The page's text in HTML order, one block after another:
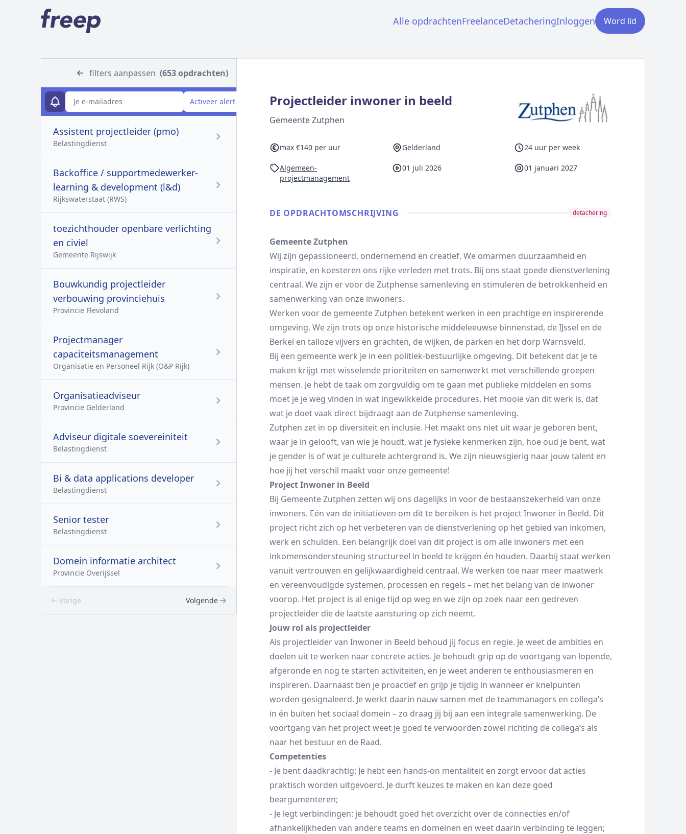
Alle opdrachtenFreelanceDetacheringInloggen Word lid
filters aanpassen (653 opdrachten)
E-mailadres
Activeer alert
Assistent projectleider (pmo)
Belastingdienst
Backoffice / supportmedewerker-
learning & development (l&d)
Rijkswaterstaat (RWS)
toezichthouder openbare verlichting
en civiel
Gemeente Rijswijk
Bouwkundig projectleider
verbouwing provinciehuis
Provincie Flevoland
Projectmanager
capaciteitsmanagement
Organisatie en Personeel Rijk (O&P Rijk)
Organisatieadviseur
Provincie Gelderland
Adviseur digitale soevereiniteit
Belastingdienst
Bi & data applications developer
Belastingdienst
Senior tester
Belastingdienst
Domein informatie architect
Provincie Overijssel
Vorige Volgende
Projectleider inwoner in beeld
Gemeente Zutphen
max €140 per uur Gelderland 24 uur per week
Algemeen-
projectmanagement
01 juli 2026 01 januari 2027
DE OPDRACHT­OMSCHRIJVING detachering
Gemeente Zutphen
Wij zijn gepassioneerd, ondernemend en creatief. We omarmen duurzaamheid en
inspiratie, en koesteren ons rijke verleden met trots. Bij ons staat goede dienstverlening
centraal. We zijn er voor de Zutphense samenleving en stimuleren de betrokkenheid en
samenwerking van onze inwoners.
Werken voor de gemeente Zutphen betekent werken in een prachtige en inspirerende
omgeving. We zijn trots op onze historische middeleeuwse binnenstad, de IJssel en de
Berkel en talloze vijvers en grachten, de wijken, de parken en het dorp Warnsveld.
Bij een gemeente werk je in een politiek-bestuurlijke omgeving. Dit betekent dat je te
maken krijgt met wisselende prioriteiten en samenwerkt met verschillende groepen
mensen. Je hebt de taak om zorgvuldig om te gaan met publieke middelen en soms
moet je je weg vinden in wat ingewikkelde procedures. Het mooie van dit werk is, dat
wat je doet vaak direct bijdraagt aan de Zutphense samenleving.
Zutphen zet in op diversiteit en inclusie. Het maakt ons niet uit waar je geboren bent,
waar je in gelooft, van wie je houdt, wat je fysieke kenmerken zijn, hoe oud je bent, wat
je gender is of wat je culturele achtergrond is. We zijn nieuwsgierig naar jouw talent en
hoe jij het verschil maakt voor onze gemeente!
Project Inwoner in Beeld
Bij Gemeente Zutphen zetten wij ons dagelijks in voor de bestaanszekerheid van onze
inwoners. Eén van de initiatieven om dit te bereiken is het project Inwoner in Beeld. Dit
project richt zich op het verbeteren van de dienstverlening op het gebied van inkomen,
werk en schulden. Een belangrijk doel van dit project is om alle inwoners met een
inkomensondersteuning structureel in beeld te krijgen én houden. Daarbij staat werken
vanuit vertrouwen en gelijkwaardigheid centraal. We werken toe naar meer maatwerk
en vereenvoudigde systemen, processen en regels – met het belang van de inwoner
voorop. Het project is al enige tijd op weg en we zijn op zoek naar een gedreven
projectleider die de laatste aansturing op zich neemt.
Jouw rol als projectleider
Als projectleider van Inwoner in Beeld behoud jij focus en regie. Je weet de ambities en
doelen uit te werken naar concrete acties. Je behoudt grip op de voortgang van lopende,
afgeronde en nog te starten activiteiten, en je weet anderen te enthousiasmeren en
inspireren. Daarnaast ben je proactief en grijp je tijdig in wanneer er knelpunten
worden gesignaleerd. Je werkt daarin nauw samen met de teammanagers en collega’s
in én buiten het sociaal domein – zo draag jij bij aan een integrale samenwerking. De
voortgang van het project weet je goed te verwoorden zowel richting de collega’s als
naar het bestuur en de Raad.
Competenties
- Je bent daadkrachtig: Je hebt een hands-on mentaliteit en zorgt ervoor dat acties
praktisch worden uitgevoerd. Je durft keuzes te maken en kan deze goed
beargumenteren;
- Je legt verbindingen: je behoudt goed het overzicht over de connecties en/of
afhankelijkheden van andere teams en domeinen en weet daarin verbinding te leggen;